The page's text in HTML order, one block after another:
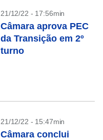
21/12/22 - 17:56min
Câmara aprova PEC
da Transição em 2º
turno
21/12/22 - 15:47min
Câmara conclui